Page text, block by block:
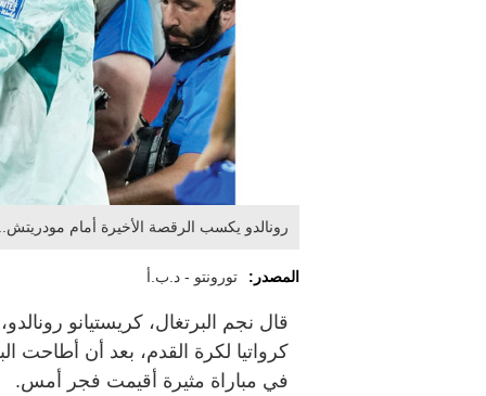
رونالدو يكسب الرقصة الأخيرة أمام
المصدر: تورونتو - د.ب.أ
قال نجم البرتغال، كريستيانو
في مباراة مثيرة أقيمت فجر أمس.